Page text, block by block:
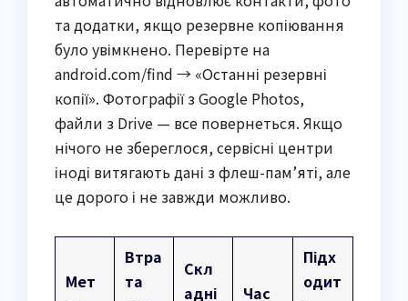
та додатки, якщо резервне копіювання
було увімкнено. Перевірте на
android.com/find → «Останні резервні
копії». Фотографії з Google Photos,
файли з Drive — все повернеться. Якщо
нічого не збереглося, сервісні центри
іноді витягають дані з флеш-пам’яті, але
це дорого і не завжди можливо.
Мет
Втра
та
Скл
адні
Час
Підх
одит